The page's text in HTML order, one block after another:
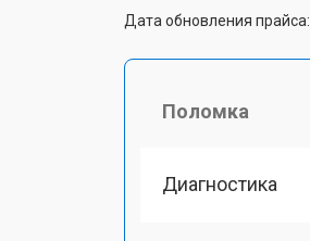
Дата обновления
Поломка
Диагностика